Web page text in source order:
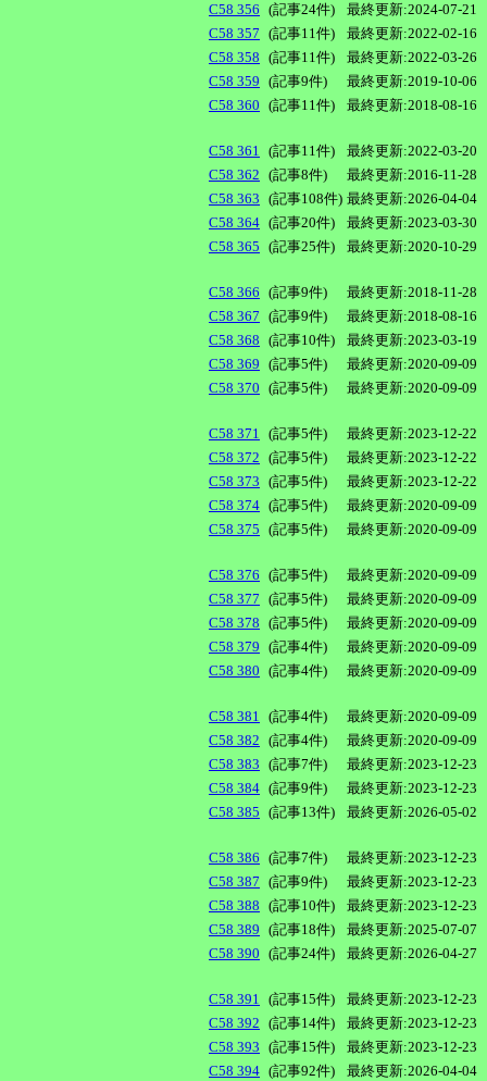
C58 356 (記事24件)
最終更新:2024-07-21
C58 357 (記事11件)
最終更新:2022-02-16
C58 358 (記事11件)
最終更新:2022-03-26
C58 359 (記事9件)
最終更新:2019-10-06
C58 360 (記事11件) 最終更新:2018-08-16
C58 361 (記事11件)
最終更新:2022-03-20
C58 362 (記事8件)
最終更新:2016-11-28
C58 363 (記事108件) 最終更新:2026-04-04
C58 364 (記事20件)
最終更新:2023-03-30
C58 365 (記事25件) 最終更新:2020-10-29
C58 366 (記事9件)
最終更新:2018-11-28
C58 367 (記事9件)
最終更新:2018-08-16
C58 368 (記事10件)
最終更新:2023-03-19
C58 369 (記事5件)
最終更新:2020-09-09
C58 370 (記事5件) 最終更新:2020-09-09
C58 371 (記事5件)
最終更新:2023-12-22
C58 372 (記事5件)
最終更新:2023-12-22
C58 373 (記事5件)
最終更新:2023-12-22
C58 374 (記事5件)
最終更新:2020-09-09
C58 375 (記事5件) 最終更新:2020-09-09
C58 376 (記事5件)
最終更新:2020-09-09
C58 377 (記事5件)
最終更新:2020-09-09
C58 378 (記事5件)
最終更新:2020-09-09
C58 379 (記事4件)
最終更新:2020-09-09
C58 380 (記事4件) 最終更新:2020-09-09
C58 381 (記事4件)
最終更新:2020-09-09
C58 382 (記事4件)
最終更新:2020-09-09
C58 383 (記事7件)
最終更新:2023-12-23
C58 384 (記事9件)
最終更新:2023-12-23
C58 385 (記事13件) 最終更新:2026-05-02
C58 386 (記事7件)
最終更新:2023-12-23
C58 387 (記事9件)
最終更新:2023-12-23
C58 388 (記事10件)
最終更新:2023-12-23
C58 389 (記事18件)
最終更新:2025-07-07
C58 390 (記事24件) 最終更新:2026-04-27
C58 391 (記事15件)
最終更新:2023-12-23
C58 392 (記事14件)
最終更新:2023-12-23
C58 393 (記事15件)
最終更新:2023-12-23
C58 394 (記事92件) 最終更新:2026-04-04